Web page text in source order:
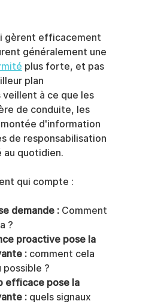
gèrent efficacement
généralement une
plus forte, et pas
plan
à ce que les
de conduite, les
d'information
de responsabilisation
au quotidien.
qui compte :
demande : Comment
?
proactive pose la
: comment cela
?
efficace pose la
: quels signaux